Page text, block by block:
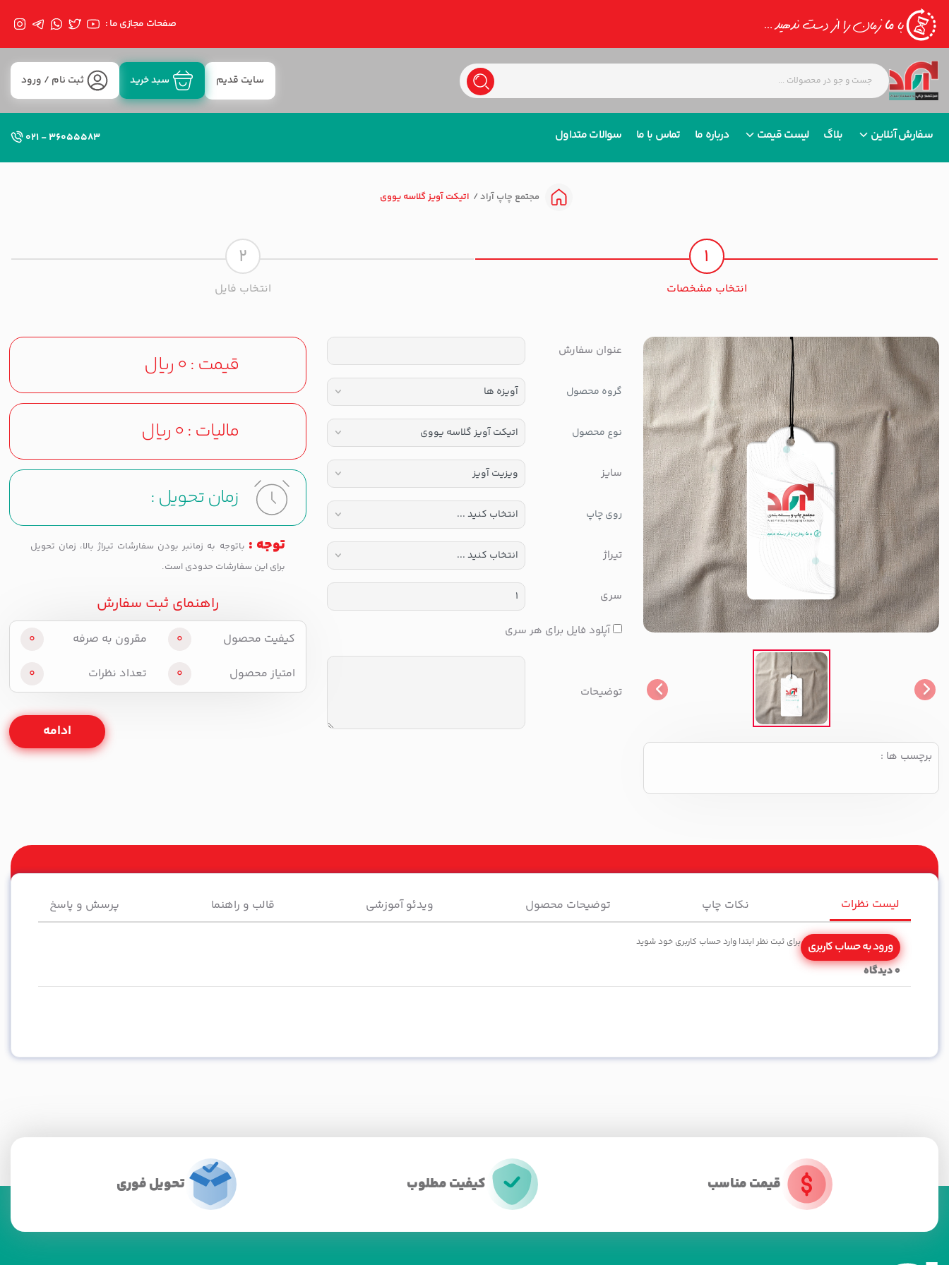
صفحات مجازی ما :
سایت قدیم سبد خرید ثبت نام / ورود
سفارش آنلاین بلاگ لیست قیمت درباره ما تماس با ما سوالات متداول 36055583 - 021
مجتمع چاپ آراد اتیکت آویز گلاسه یووی
1
انتخاب مشخصات
2
انتخاب فایل
برچسب ها :
عنوان سفارش
گروه محصول
نوع محصول
سایز
روی چاپ
تیراژ
سری
آپلود فایل برای هر سری
توضیحات
قیمت :0 ریال
مالیات :0 ریال
زمان تحویل :
توجه : باتوجه به زمانبر بودن سفارشات تیراژ بالا، زمان تحویل
برای این سفارشات حدودی است.
راهنمای ثبت سفارش
کیفیت محصول 0 مقرون به صرفه
0
امتیاز محصول
0 تعداد نظرات 0
ادامه
لیست نظرات نکات چاپ توضیحات محصول ویدئو آموزشی قالب و راهنما پرسش و پاسخ
برای ثبت نظر ابتدا وارد حساب کاربری خود شوید ورود به حساب کاربری
0دیدگاه
قیمت مناسب کیفیت مطلوب تحویل فوری